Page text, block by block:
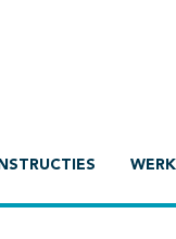
INSTRUCTIES